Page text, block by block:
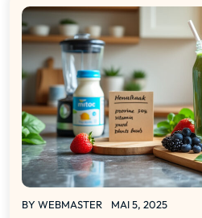
BY WEBMASTER MAI 5, 2025